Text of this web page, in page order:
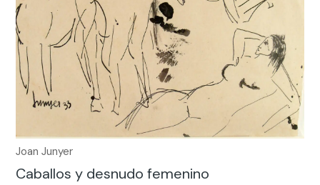
Joan Junyer
Caballos y desnudo femenino